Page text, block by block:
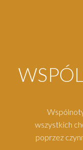
wszystkich
poprzez